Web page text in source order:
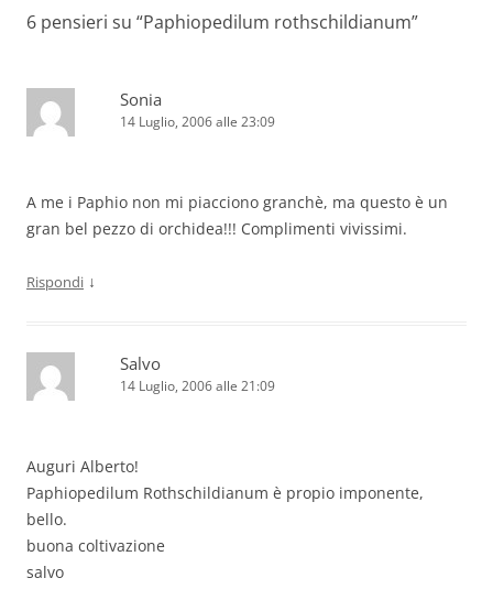
6 pensieri su “Paphiopedilum rothschildianum”
Sonia
14 Luglio, 2006 alle 23:09
A me i Paphio non mi piacciono granchè, ma questo è un
gran bel pezzo di orchidea!!! Complimenti vivissimi.
Rispondi ↓
Salvo
14 Luglio, 2006 alle 21:09
Auguri Alberto!
Paphiopedilum Rothschildianum è propio imponente,
bello.
buona coltivazione
salvo